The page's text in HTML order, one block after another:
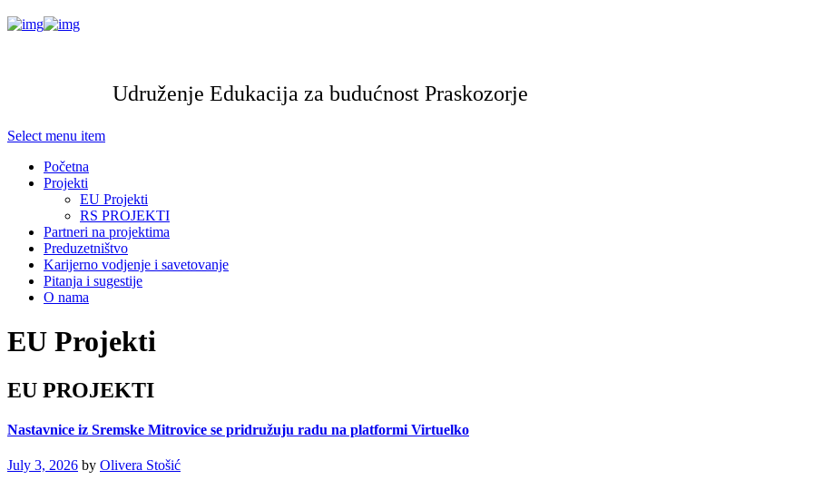
Udruženje Edukacija za budućnost Praskozorje
Select menu item
Početna
Projekti
EU Projekti
RS PROJEKTI
Partneri na projektima
Preduzetništvo
Karijerno vodjenje i savetovanje
Pitanja i sugestije
O nama
EU Projekti
EU PROJEKTI
Nastavnice iz Sremske Mitrovice se pridružuju radu na platformi Virtuelko
July 3, 2026 by Olivera Stošić